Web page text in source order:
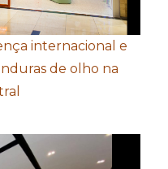
internacional e
de olho na